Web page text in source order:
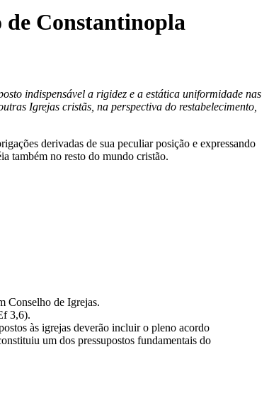
de Constantinopla
indispensável a rigidez e a estática uniformidade nas
Igrejas cristãs, na perspectiva do restabelecimento,
derivadas de sua peculiar posição e expressando
também no resto do mundo cristão.
Conselho de Igrejas.
3,6).
às igrejas deverão incluir o pleno acordo
um dos pressupostos fundamentais do